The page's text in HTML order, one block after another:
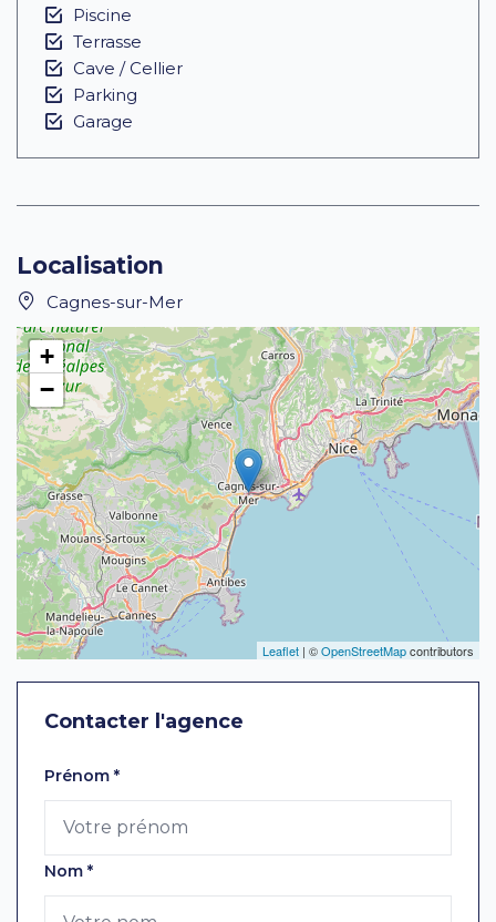
Piscine
Terrasse
Cave / Cellier
Parking
Garage
Localisation
Cagnes-sur-Mer
+
−
Leaflet | ©OpenStreetMapcontributors
Contacter l'agence
Laissez ce champ vide
Prénom *
Nom *